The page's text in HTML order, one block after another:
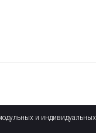
и индивидуальных